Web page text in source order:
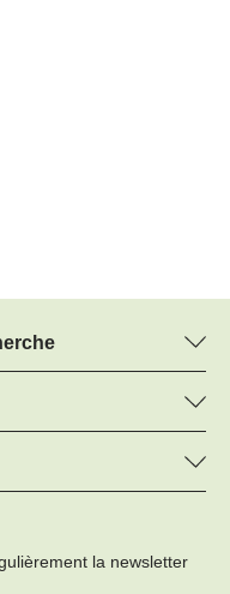
tous les Programmes
sur les projets de
le FNS.
la newsletter